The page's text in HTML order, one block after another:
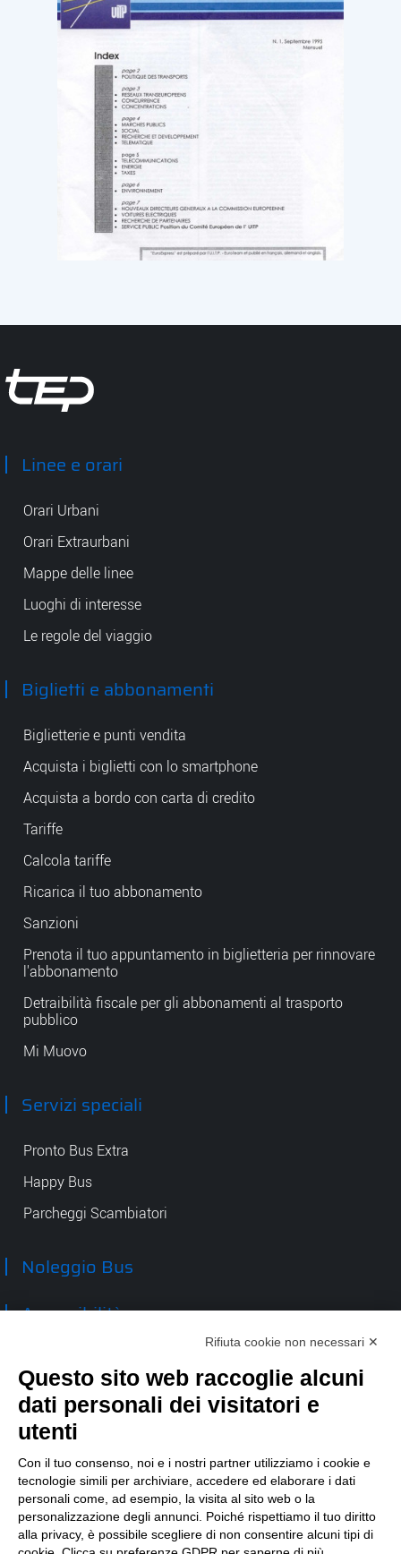
Linee e orari
Orari Urbani
Orari Extraurbani
Mappe delle linee
Luoghi di interesse
Le regole del viaggio
Biglietti e abbonamenti
Biglietterie e punti vendita
Acquista i biglietti con lo smartphone
Acquista a bordo con carta di credito
Tariffe
Calcola tariffe
Ricarica il tuo abbonamento
Sanzioni
Prenota il tuo appuntamento in biglietteria per rinnovare
l'abbonamento
Detraibilità fiscale per gli abbonamenti al trasporto
pubblico
Mi Muovo
Servizi speciali
Pronto Bus Extra
Happy Bus
Parcheggi Scambiatori
Noleggio Bus
Accessibilità
TEP spa
Via Taro 12
43125 Parma
Tel. 0521.2141
E-mail:tep@tep.pr.it
Informazioni :info@tep.pr.it
Rifiuta cookie non necessari ✕
Questo sito web raccoglie alcuni
dati personali dei visitatori e
utenti
Con il tuo consenso, noi e i nostri partner utilizziamo i cookie e
tecnologie simili per archiviare, accedere ed elaborare i dati
personali come, ad esempio, la visita al sito web o la
personalizzazione degli annunci. Poiché rispettiamo il tuo diritto
alla privacy, è possibile scegliere di non consentire alcuni tipi di